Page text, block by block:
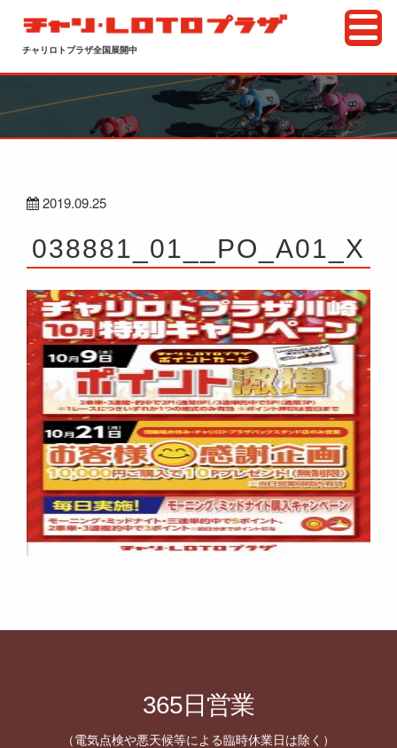
チャリロトプラザ全国展開中
2019.09.25
038881_01__PO_A01_X
365日営業
（電気点検や悪天候等による臨時休業日は除く）